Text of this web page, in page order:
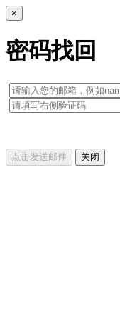
×
密码找回
点击发送邮件 关闭